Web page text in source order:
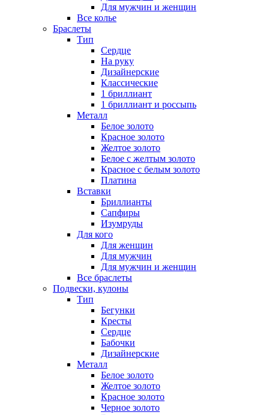
Для мужчин и женщин
Все колье
Браслеты
Тип
Сердце
На руку
Дизайнерские
Классические
1 бриллиант
1 бриллиант и россыпь
Металл
Белое золото
Красное золото
Желтое золото
Белое с желтым золото
Красное с белым золото
Платина
Вставки
Бриллианты
Сапфиры
Изумруды
Для кого
Для женщин
Для мужчин
Для мужчин и женщин
Все браслеты
Подвески, кулоны
Тип
Бегунки
Кресты
Сердце
Бабочки
Дизайнерские
Металл
Белое золото
Желтое золото
Красное золото
Черное золото